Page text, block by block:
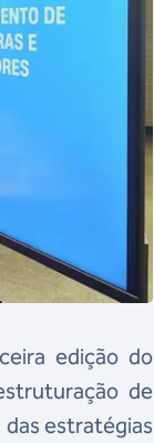
edição do
de
estratégias